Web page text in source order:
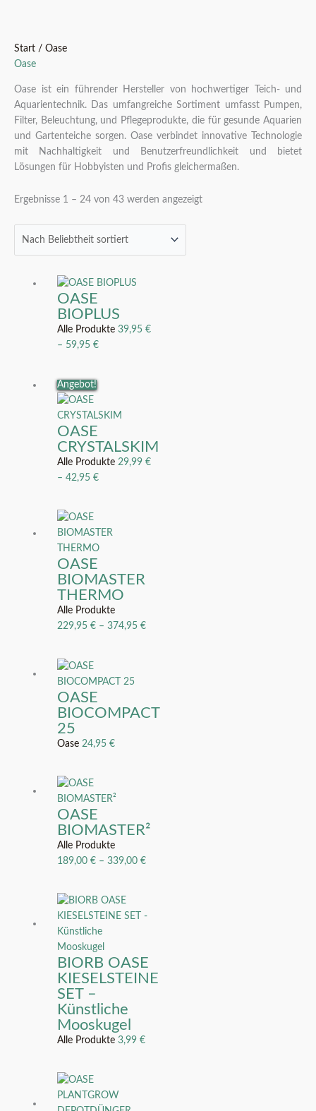
h
l
e
n
Start / Oase
Oase
Oase ist ein führender Hersteller von hochwertiger Teich- und
Aquarientechnik. Das umfangreiche Sortiment umfasst Pumpen,
Filter, Beleuchtung, und Pflegeprodukte, die für gesunde Aquarien
und Gartenteiche sorgen. Oase verbindet innovative Technologie
mit Nachhaltigkeit und Benutzerfreundlichkeit und bietet
Lösungen für Hobbyisten und Profis gleichermaßen.
Ergebnisse 1 – 24 von 43 werden angezeigt
OASE
BIOPLUS
Alle Produkte39,95€
– 59,95€
Angebot!
OASE
CRYSTALSKIM
Alle Produkte29,99€
–42,95€
OASE
BIOMASTER
THERMO
Alle Produkte
229,95€ –374,95€
OASE
BIOCOMPACT
25
Oase 24,95€
OASE
BIOMASTER²
Alle Produkte
189,00€ –339,00€
BIORB OASE
KIESELSTEINE
SET –
Künstliche
Mooskugel
Alle Produkte3,99€